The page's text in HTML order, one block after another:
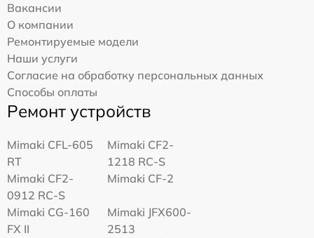
Вакансии
О компании
Ремонтируемые модели
Наши услуги
Согласие на обработку персональных данных
Способы оплаты
Ремонт устройств
Mimaki CFL-605
RT
Mimaki CF2-
1218 RC-S
Mimaki CF2-
0912 RC-S
Mimaki CF-2
Mimaki CG-160
FX II
Mimaki JFX600-
2513